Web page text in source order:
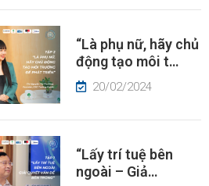
“Là phụ nữ, hãy chủ
động tạo môi t…
20/02/2024
“Lấy trí tuệ bên
ngoài – Giả…